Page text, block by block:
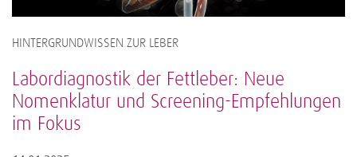
HINTERGRUNDWISSEN ZUR LEBER
Labordiagnostik der Fettleber: Neue
Nomenklatur und Screening-Empfehlungen
im Fokus